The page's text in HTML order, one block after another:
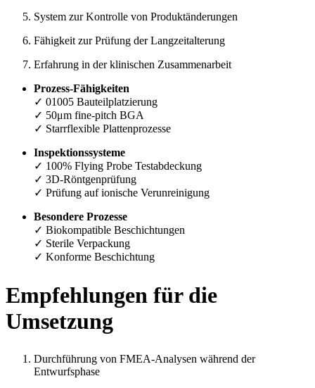
System zur Kontrolle von Produktänderungen
Fähigkeit zur Prüfung der Langzeitalterung
Erfahrung in der klinischen Zusammenarbeit
Prozess-Fähigkeiten
✓ 01005 Bauteilplatzierung
✓ 50μm fine-pitch BGA
✓ Starrflexible Plattenprozesse
Inspektionssysteme
✓ 100% Flying Probe Testabdeckung
✓ 3D-Röntgenprüfung
✓ Prüfung auf ionische Verunreinigung
Besondere Prozesse
✓ Biokompatible Beschichtungen
✓ Sterile Verpackung
✓ Konforme Beschichtung
Empfehlungen für die
Umsetzung
Durchführung von FMEA-Analysen während der
Entwurfsphase